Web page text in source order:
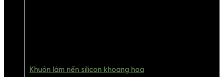
Khuôn làm nến silicon khoang hoa